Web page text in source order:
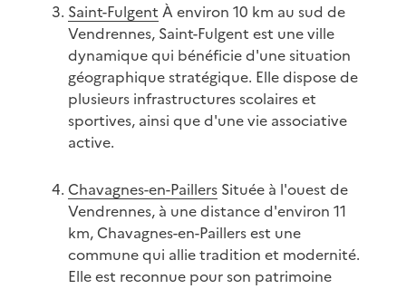
Saint-Fulgent À environ 10 km au sud de
Vendrennes, Saint-Fulgent est une ville
dynamique qui bénéficie d'une situation
géographique stratégique. Elle dispose de
plusieurs infrastructures scolaires et
sportives, ainsi que d'une vie associative
active.
Chavagnes-en-PaillersSituée à l'ouest de
Vendrennes, à une distance d'environ 11
km, Chavagnes-en-Paillers est une
commune qui allie tradition et modernité.
Elle est reconnue pour son patrimoine